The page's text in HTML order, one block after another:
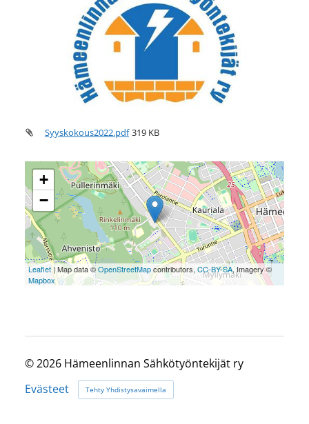
Syyskokous2022.pdf 319 KB
+
−
Leaflet| Map data ©OpenStreetMapcontributors, CC-BY-SA, Imagery ©
Mapbox
©2026 Hämeenlinnan Sähkötyöntekijät ry
Evästeet
Tehty Yhdistysavaimella